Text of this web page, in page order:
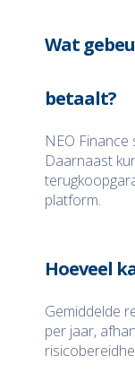
Wat
betaalt?
NEO
Daarnaast
platform.
Hoeveel
Gemiddelde
per jaar,